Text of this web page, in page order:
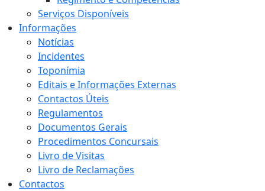
Serviços Disponíveis
Informações
Notícias
Incidentes
Toponímia
Editais e Informações Externas
Contactos Úteis
Regulamentos
Documentos Gerais
Procedimentos Concursais
Livro de Visitas
Livro de Reclamações
Contactos